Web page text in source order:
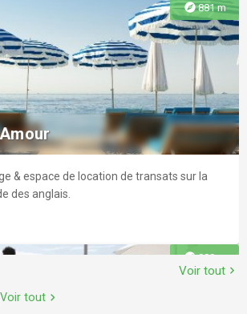
dedié au sport et au bien-etre situé en
explore 1.6 km
explore881 m
& espace de location de transats sur la
des anglais.
explore990 m
Voir tout chevron_right
Voir tout chevron_right